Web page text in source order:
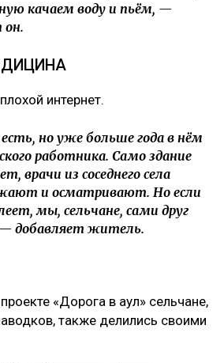
качаем воду и пьём, —
он.
интернет.
но уже больше года в нём
работника. Само здание
врачи из соседнего села
и осматривают. Но если
мы, сельчане, сами друг
— добавляет житель.
«Дорога в аул» сельчане,
также делились своими